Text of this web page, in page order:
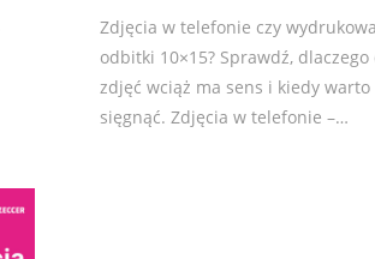
Zdjęcia w telefonie czy
odbitki 10×15? Sprawdź,
zdjęć wciąż ma sens i kiedy
sięgnąć. Zdjęcia w telefonie –…